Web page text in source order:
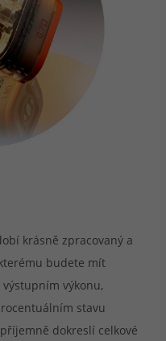
krásně zpracovaný a
budete mít
výkonu,
stavu
dokreslí celkové